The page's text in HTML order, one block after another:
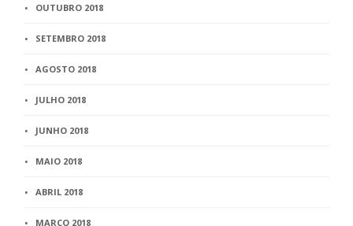
OUTUBRO 2018
SETEMBRO 2018
AGOSTO 2018
JULHO 2018
JUNHO 2018
MAIO 2018
ABRIL 2018
MARÇO 2018